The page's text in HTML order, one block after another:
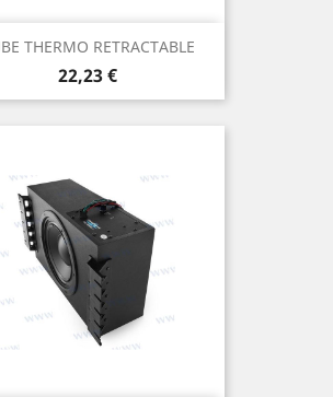
THERMO RETRACTABLE
Prix
22,23 €